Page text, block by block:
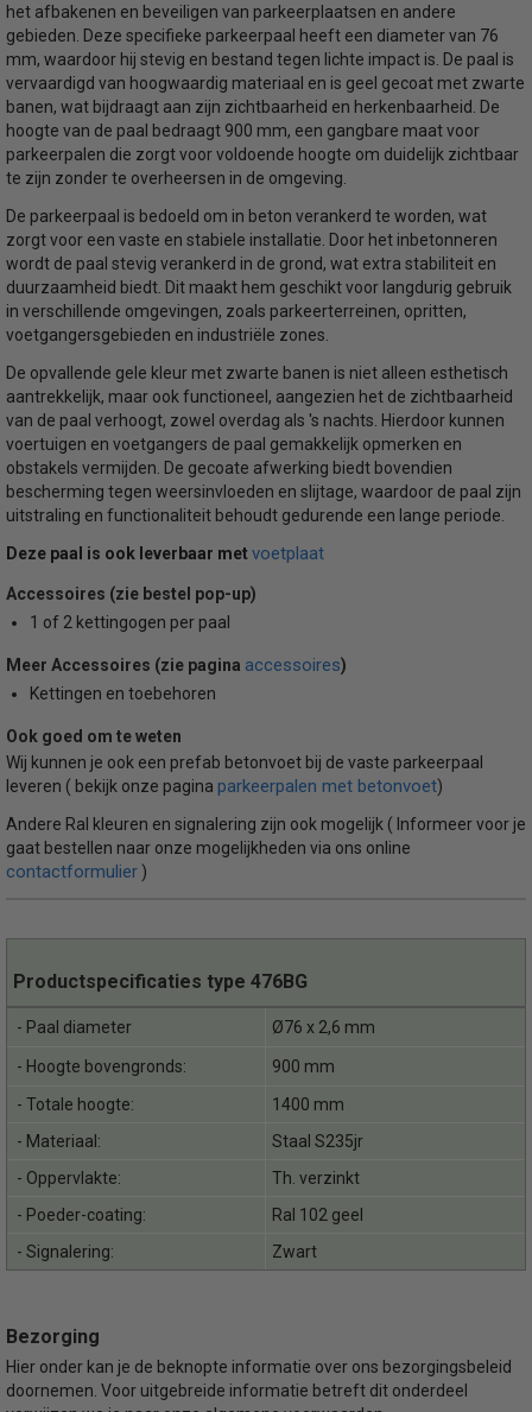
het afbakenen en beveiligen van parkeerplaatsen en andere
gebieden. Deze specifieke parkeerpaal heeft een diameter van 76
mm, waardoor hij stevig en bestand tegen lichte impact is. De paal is
vervaardigd van hoogwaardig materiaal en is geel gecoat met zwarte
banen, wat bijdraagt aan zijn zichtbaarheid en herkenbaarheid. De
hoogte van de paal bedraagt 900 mm, een gangbare maat voor
parkeerpalen die zorgt voor voldoende hoogte om duidelijk zichtbaar
te zijn zonder te overheersen in de omgeving.
De parkeerpaal is bedoeld om in beton verankerd te worden, wat
zorgt voor een vaste en stabiele installatie. Door het inbetonneren
wordt de paal stevig verankerd in de grond, wat extra stabiliteit en
duurzaamheid biedt. Dit maakt hem geschikt voor langdurig gebruik
in verschillende omgevingen, zoals parkeerterreinen, opritten,
voetgangersgebieden en industriële zones.
De opvallende gele kleur met zwarte banen is niet alleen esthetisch
aantrekkelijk, maar ook functioneel, aangezien het de zichtbaarheid
van de paal verhoogt, zowel overdag als 's nachts. Hierdoor kunnen
voertuigen en voetgangers de paal gemakkelijk opmerken en
obstakels vermijden. De gecoate afwerking biedt bovendien
bescherming tegen weersinvloeden en slijtage, waardoor de paal zijn
uitstraling en functionaliteit behoudt gedurende een lange periode.
Deze paal is ook leverbaar met voetplaat
Accessoires (zie bestel pop-up)
1 of 2 kettingogen per paal
Meer Accessoires (zie pagina accessoires)
Kettingen en toebehoren
Ook goed om te weten
Wij kunnen je ook een prefab betonvoet bij de vaste parkeerpaal
leveren ( bekijk onze pagina parkeerpalen met betonvoet)
Andere Ral kleuren en signalering zijn ook mogelijk ( Informeer voor je
gaat bestellen naar onze mogelijkheden via ons online
contactformulier )
Productspecificaties type 476BG
- Paal diameter Ø76 x 2,6 mm
- Hoogte bovengronds:
900 mm
- Totale hoogte:
1400 mm
- Materiaal:
Staal S235jr
- Oppervlakte:
Th. verzinkt
- Poeder-coating:
Ral 102 geel
- Signalering:
Zwart
Bezorging
Hier onder kan je de beknopte informatie over ons bezorgingsbeleid
doornemen. Voor uitgebreide informatie betreft dit onderdeel